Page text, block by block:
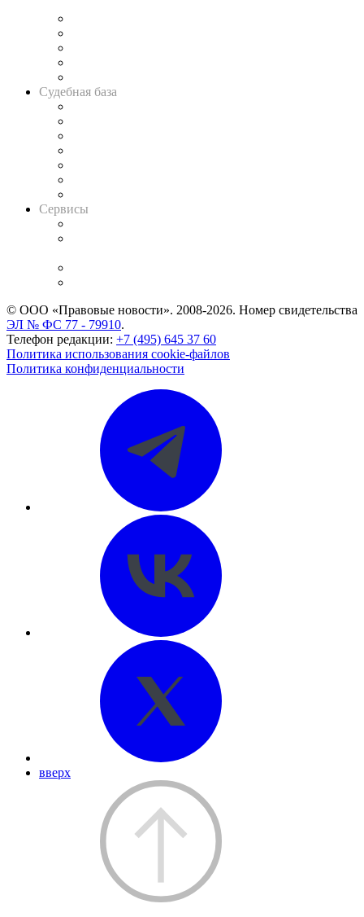
Судебная база
Сервисы
© ООО «Правовые новости». 2008-2026. Номер свидетельства
ЭЛ № ФС 77 - 79910.
Телефон редакции: +7 (495) 645 37 60
Политика использования cookie-файлов
Политика конфиденциальности
вверх